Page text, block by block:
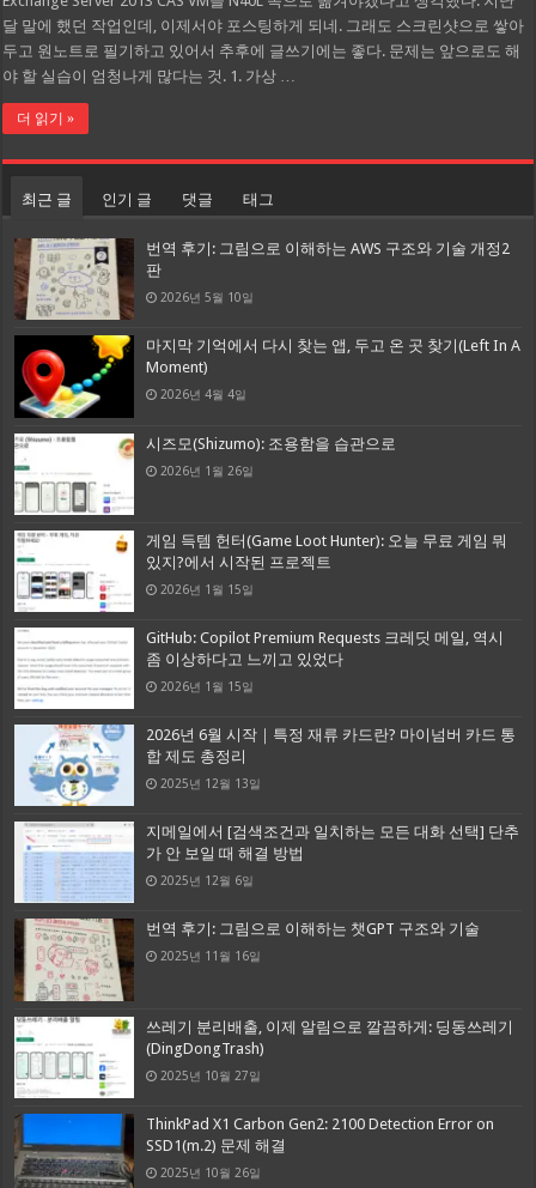
달 말에 했던 작업인데, 이제서야 포스팅하게 되네. 그래도 스크린샷으로 쌓아
두고 원노트로 필기하고 있어서 추후에 글쓰기에는 좋다. 문제는 앞으로도 해
야 할 실습이 엄청나게 많다는 것. 1. 가상 …
더 읽기 »
최근 글 인기 글 댓글 태그
번역 후기: 그림으로 이해하는 AWS 구조와 기술 개정2
판
2026년 5월 10일
마지막 기억에서 다시 찾는 앱, 두고 온 곳 찾기(Left In A
Moment)
2026년 4월 4일
시즈모(Shizumo): 조용함을 습관으로
2026년 1월 26일
게임 득템 헌터(Game Loot Hunter): 오늘 무료 게임 뭐
있지?에서 시작된 프로젝트
2026년 1월 15일
GitHub: Copilot Premium Requests 크레딧 메일, 역시
좀 이상하다고 느끼고 있었다
2026년 1월 15일
2026년 6월 시작｜특정 재류 카드란? 마이넘버 카드 통
합 제도 총정리
2025년 12월 13일
지메일에서 [검색조건과 일치하는 모든 대화 선택] 단추
가 안 보일 때 해결 방법
2025년 12월 6일
번역 후기: 그림으로 이해하는 챗GPT 구조와 기술
2025년 11월 16일
쓰레기 분리배출, 이제 알림으로 깔끔하게: 딩동쓰레기
(DingDongTrash)
2025년 10월 27일
ThinkPad X1 Carbon Gen2: 2100 Detection Error on
SSD1(m.2) 문제 해결
2025년 10월 26일